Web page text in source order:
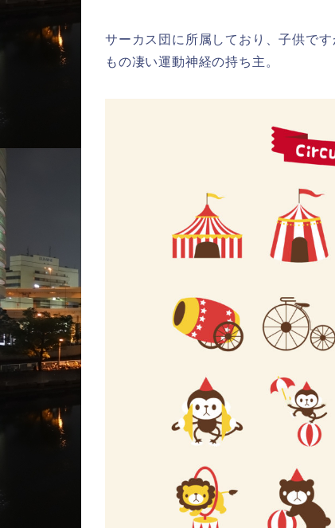
サーカス団に所属しており、子供で
もの凄い運動神経の持ち主。